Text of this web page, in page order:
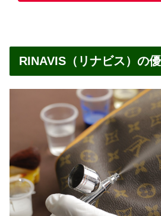
RINAVIS（リナビス）の